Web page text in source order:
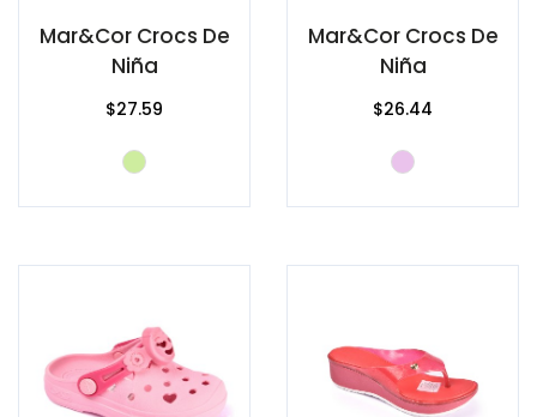
Mar&Cor Crocs De
Niña
$27.59
Mar&Cor Crocs De
Niña
$26.44